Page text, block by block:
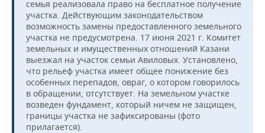
семья реализовала право на бесплатное получение
участка. Действующим законодательством
возможность замены предоставленного земельного
участка не предусмотрена. 17 июня 2021 г. Комитет
земельных и имущественных отношений Казани
выезжал на участок семьи Авиловых. Установлено,
что рельеф участка имеет общее понижение без
особенных перепадов, овраг, о котором говорилось
в обращении, отсутствует. На земельном участке
возведен фундамент, который ничем не защищен,
границы участка не зафиксированы (фото
прилагается).